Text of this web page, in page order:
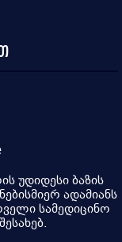
უდიდესი ბაზის
ადამიანს
სამედიცინო